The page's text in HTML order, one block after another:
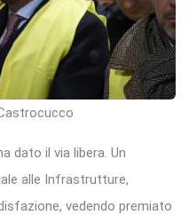
dato il via libera. Un
alle Infrastrutture,
vedendo premiato